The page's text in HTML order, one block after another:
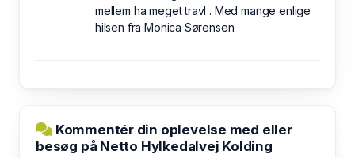
mellem ha meget travl . Med mange enlige
hilsen fra Monica Sørensen
Kommentér din oplevelse med eller
besøg på Netto Hylkedalvej Kolding